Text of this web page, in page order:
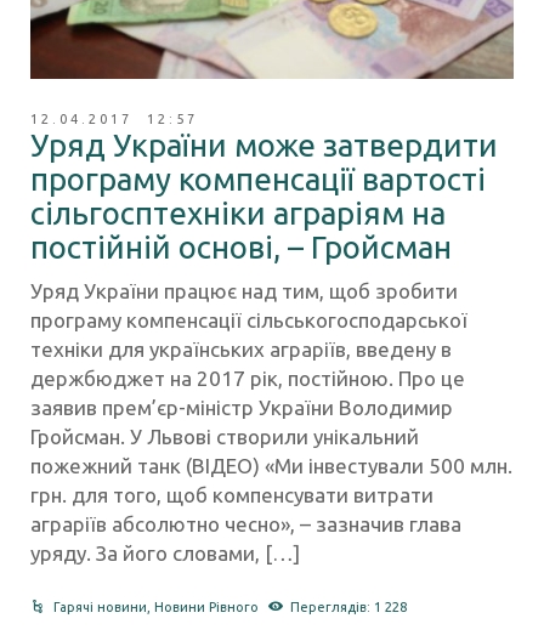
12.04.2017 12:57
Уряд України може затвердити
програму компенсації вартості
сільгосптехніки аграріям на
постійній основі, – Гройсман
Уряд України працює над тим, щоб зробити
програму компенсації сільськогосподарської
техніки для українських аграріїв, введену в
держбюджет на 2017 рік, постійною. Про це
заявив прем’єр-міністр України Володимир
Гройсман. У Львові створили унікальний
пожежний танк (ВІДЕО) «Ми інвестували 500 млн.
грн. для того, щоб компенсувати витрати
аграріїв абсолютно чесно», – зазначив глава
уряду. За його словами, […]
Гарячі новини Новини Рівного Переглядів: 1 228